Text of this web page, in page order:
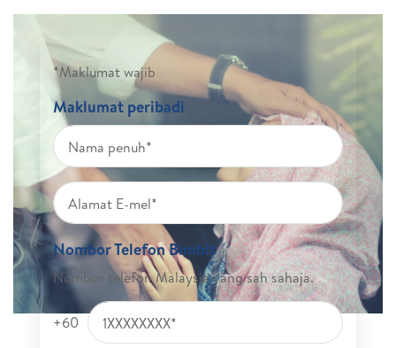
*Maklumat wajib
Maklumat peribadi
Nombor Telefon Bimbit
Nombor telefon Malaysia yang sah sahaja.
+60